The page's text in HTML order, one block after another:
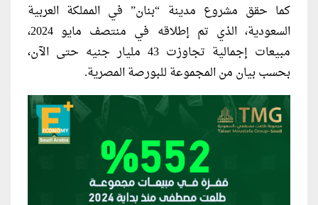
كما حقق مشروع مدينة “بنان” في المملكة العربية
السعودية، الذي تم إطلاقه في منتصف مايو 2024،
مبيعات إجمالية تجاوزت 43 مليار جنيه حتى الآن،
بحسب بيان من المجموعة للبورصة المصرية.